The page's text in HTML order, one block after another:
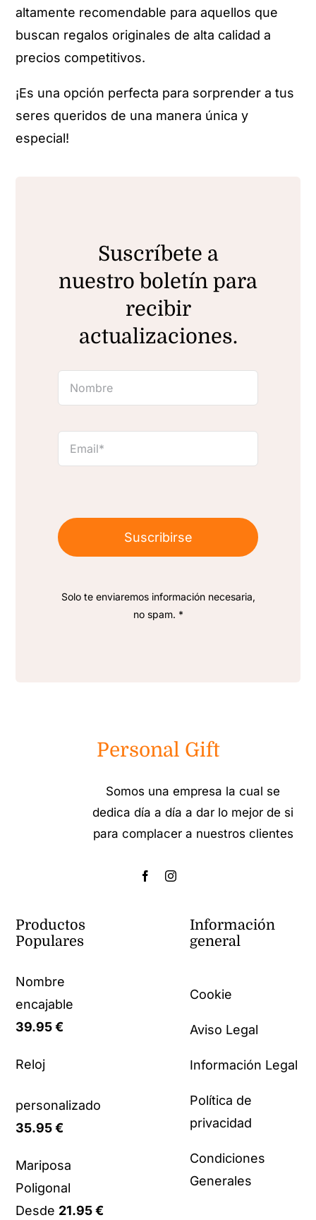
altamente recomendable para aquellos que
buscan regalos originales de alta calidad a
precios competitivos.
¡Es una opción perfecta para sorprender a tus
seres queridos de una manera única y
especial!
Suscríbete a
nuestro boletín para
recibir
actualizaciones.
Suscribirse
Solo te enviaremos información necesaria,
no spam. *
Personal Gift
Somos una empresa la cual se
dedica día a día a dar lo mejor de si
para complacer a nuestros clientes
Productos
Populares
Nombre
encajable
39.95€
Reloj
personalizado
35.95€
Mariposa
Poligonal
Desde 21.95€
Información
general
Cookie
Aviso Legal
Información Legal
Política de
privacidad
Condiciones
Generales